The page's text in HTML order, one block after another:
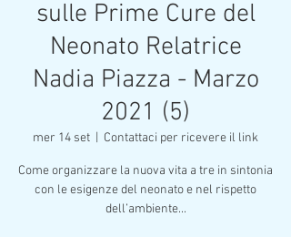
sulle Prime Cure del
Neonato Relatrice
Nadia Piazza - Marzo
2021 (5)
mer 14 set Contattaci per ricevere il link
Come organizzare la nuova vita a tre in sintonia
con le esigenze del neonato e nel rispetto
dell’ambiente...